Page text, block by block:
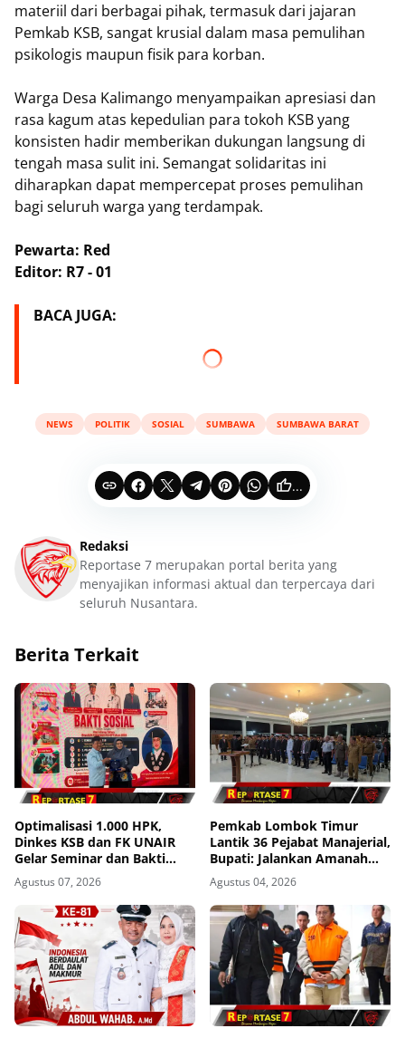
materiil dari berbagai pihak, termasuk dari jajaran
Pemkab KSB, sangat krusial dalam masa pemulihan
psikologis maupun fisik para korban.
​Warga Desa Kalimango menyampaikan apresiasi dan
rasa kagum atas kepedulian para tokoh KSB yang
konsisten hadir memberikan dukungan langsung di
tengah masa sulit ini. Semangat solidaritas ini
diharapkan dapat mempercepat proses pemulihan
bagi seluruh warga yang terdampak.
Pewarta: Red
Editor: R7 - 01
BACA JUGA:
NEWS POLITIK SOSIAL SUMBAWA SUMBAWA BARAT
...
Redaksi
Reportase 7 merupakan portal berita yang
menyajikan informasi aktual dan terpercaya dari
seluruh Nusantara.
Berita Terkait
Optimalisasi 1.000 HPK,
Dinkes KSB dan FK UNAIR
Gelar Seminar dan Bakti
Sosial
Agustus 07, 2026
Pemkab Lombok Timur
Lantik 36 Pejabat Manajerial,
Bupati: Jalankan Amanah
dengan Penuh Tanggung
Jawab
Agustus 04, 2026